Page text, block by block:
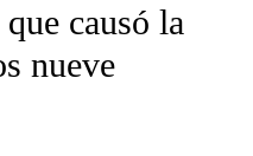
causó la
nueve